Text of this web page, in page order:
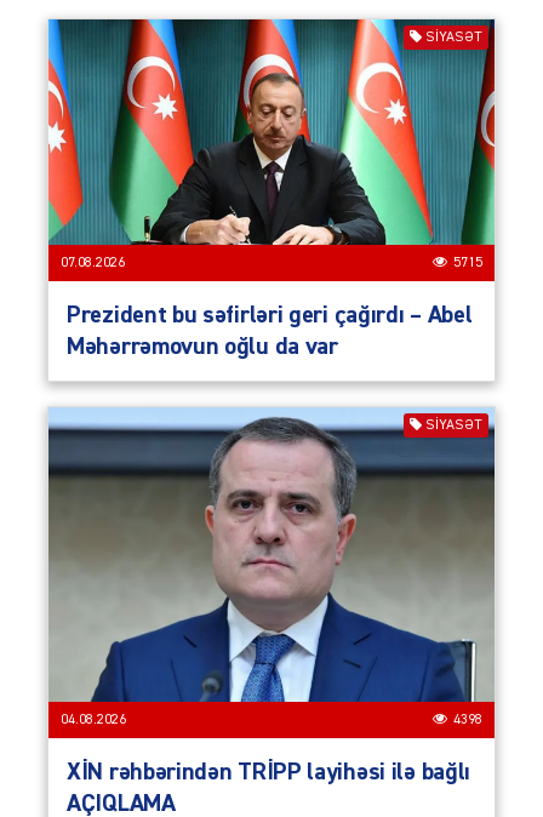
SIYASƏT
07.08.2026 5715
Prezident bu səfirləri geri çağırdı – Abel
Məhərrəmovun oğlu da var
SIYASƏT
04.08.2026 4398
XİN rəhbərindən TRİPP layihəsi ilə bağlı
AÇIQLAMA